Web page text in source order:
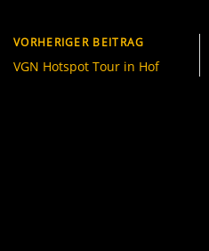
VORHERIGER BEITRAG
VGN Hotspot Tour in Hof